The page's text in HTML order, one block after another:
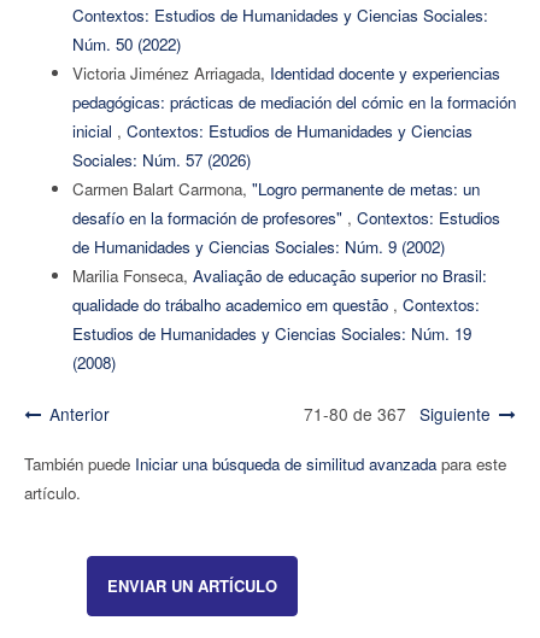
Contextos: Estudios de Humanidades y Ciencias Sociales:
Núm. 50 (2022)
Victoria Jiménez Arriagada, Identidad docente y experiencias
pedagógicas: prácticas de mediación del cómic en la formación
inicial , Contextos: Estudios de Humanidades y Ciencias
Sociales: Núm. 57 (2026)
Carmen Balart Carmona, "Logro permanente de metas: un
desafío en la formación de profesores" , Contextos: Estudios
de Humanidades y Ciencias Sociales: Núm. 9 (2002)
Marilia Fonseca, Avaliação de educação superior no Brasil:
qualidade do trábalho academico em questão , Contextos:
Estudios de Humanidades y Ciencias Sociales: Núm. 19
(2008)
Anterior 71-80 de 367 Siguiente
También puede Iniciar una búsqueda de similitud avanzadapara este
artículo.
ENVIAR UN ARTÍCULO